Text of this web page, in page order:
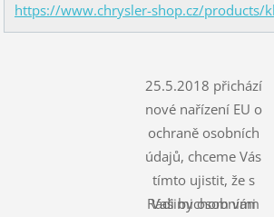
https://www.chrysler-shop.cz/products/
25.5.2018 přichází
nové nařízení EU o
ochraně osobních
údajů, chceme Vás
tímto ujistit, že s
Vašimi osobními
Rádi bychom vám